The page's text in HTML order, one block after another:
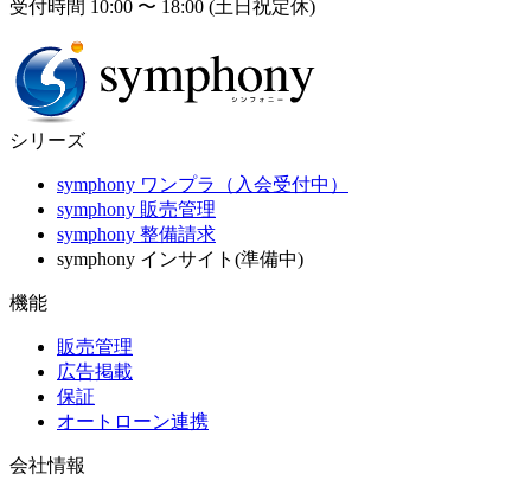
受付時間 10:00 〜 18:00 (土日祝定休)
シリーズ
symphony ワンプラ（入会受付中）
symphony 販売管理
symphony 整備請求
symphony インサイト(準備中)
機能
販売管理
広告掲載
保証
オートローン連携
会社情報